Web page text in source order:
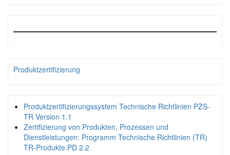
Produktzertifizierung
Produktzertifizierungssystem Technische Richtlinien PZS-
TR Version 1.1
Zertifizierung von Produkten, Prozessen und
Dienstleistungen: Programm Technische Richtlinien (TR)
TR-Produkte.PD 2.2